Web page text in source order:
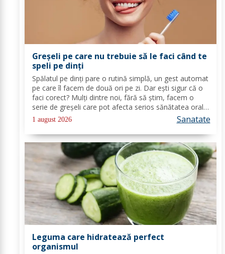
Greșeli pe care nu trebuie să le faci când te
speli pe dinți
Spălatul pe dinți pare o rutină simplă, un gest automat
pe care îl facem de două ori pe zi. Dar ești sigur că o
faci corect? Mulți dintre noi, fără să știm, facem o
serie de greșeli care pot afecta serios sănătatea orală
pe termen lung. De la o tehnică greșită la alegerea
incorectă a...
1 august 2026 Sanatate
Leguma care hidratează perfect
organismul